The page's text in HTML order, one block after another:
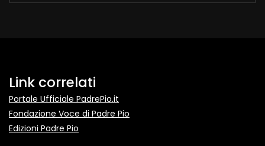
Link correlati
Portale Ufficiale PadrePio.it
Fondazione Voce di Padre Pio
Edizioni Padre Pio